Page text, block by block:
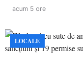
acum 5 ore
LOCALE